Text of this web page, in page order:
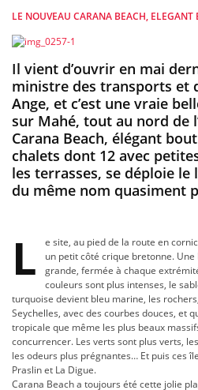
LE NOUVEAU CARANA BEACH, ELEGANT
Il vient d’ouvrir en mai
ministre des transports et
Ange, et c’est une vraie
sur Mahé, tout au nord de
Carana Beach, élégant
chalets dont 12 avec
les terrasses, se déploie le
du même nom quasiment
L
e site, au pied de la route en
un petit côté crique bretonne.
grande, fermée à chaque
couleurs sont plus intenses, le
turquoise devient bleu marine, les
Seychelles, avec des courbes douces, et
tropicale que même les plus beaux
concurrencer. Les verts sont plus verts,
les odeurs plus prégnantes… Et puis ces
Praslin et La Digue.
Carana Beach a toujours été cette jolie